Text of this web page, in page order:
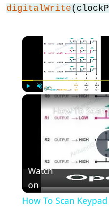
Syntax
(Kommentarblock)
(Geschweifte
#include
(include)
digitalWrite
Unmute
Watch
on
How To Scan Keypad